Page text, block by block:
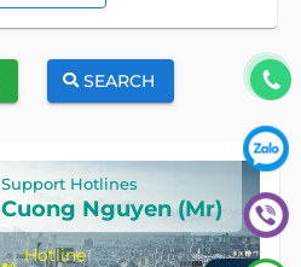
SEARCH
Support Hotlines
Cuong Nguyen (Mr)
Hotline